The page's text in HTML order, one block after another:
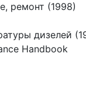
ремонт (1998)
дизелей
Handbook